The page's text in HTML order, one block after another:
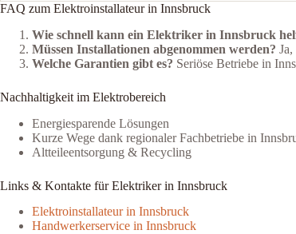
FAQ zum Elektroinstallateur in Innsbruck
Wie schnell kann ein Elektriker in Innsbruck
Müssen Installationen abgenommen werden?
Welche Garantien gibt es? Seriöse Betriebe in
Nachhaltigkeit im Elektrobereich
Energiesparende Lösungen
Kurze Wege dank regionaler Fachbetriebe in
Altteileentsorgung & Recycling
Links & Kontakte für Elektriker in Innsbruck
Elektroinstallateur in Innsbruck
Handwerkerservice in Innsbruck